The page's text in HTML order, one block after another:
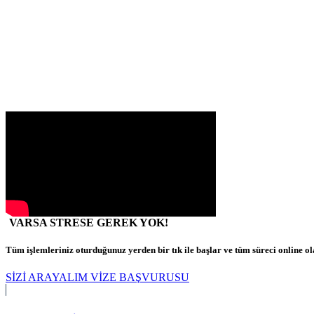
VARSA STRESE GEREK YOK!
Tüm işlemleriniz oturduğunuz yerden bir tık ile başlar ve tüm süreci online
SİZİ ARAYALIM VİZE BAŞVURUSU